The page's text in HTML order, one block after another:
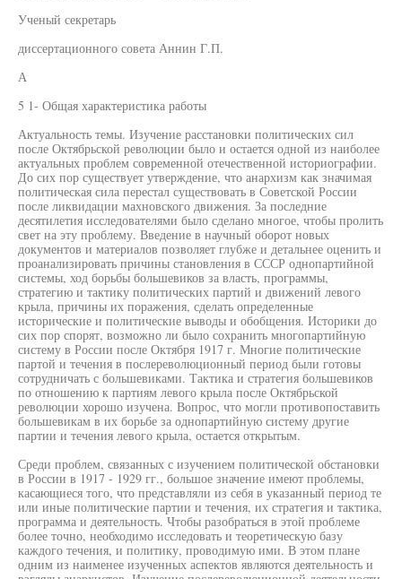
Ученый секретарь
диссертационного совета Аннин Г.П.
А
5 1- Общая характеристика работы
Актуальность темы. Изучение расстановки политических сил
после Октябрьской революции было и остается одной из наиболее
актуальных проблем современной отечественной историографии.
До сих пор существует утверждение, что анархизм как значимая
политическая сила перестал существовать в Советской России
после ликвидации махновского движения. За последние
десятилетия исследователями было сделано многое, чтобы пролить
свет на эту проблему. Введение в научный оборот новых
документов и материалов позволяет глубже и детальнее оценить и
проанализировать причины становления в СССР однопартийной
системы, ход борьбы большевиков за власть, программы,
стратегию и тактику политических партий и движений левого
крыла, причины их поражения, сделать определенные
исторические и политические выводы и обобщения. Историки до
сих пор спорят, возможно ли было сохранить многопартийную
систему в России после Октября 1917 г. Многие политические
партой и течения в послереволюционный период были готовы
сотрудничать с большевиками. Тактика и стратегия большевиков
по отношению к партиям левого крыла после Октябрьской
революции хорошо изучена. Вопрос, что могли противопоставить
большевикам в их борьбе за однопартийную систему другие
партии и течения левого крыла, остается открытым.
Среди проблем, связанных с изучением политической обстановки
в России в 1917 - 1929 гг., большое значение имеют проблемы,
касающиеся того, что представляли из себя в указанный период те
или иные политические партии и течения, их стратегия и тактика,
программа и деятельность. Чтобы разобраться в этой проблеме
более точно, необходимо исследовать и теоретическую базу
каждого течения, и политику, проводимую ими. В этом плане
одним из наименее изученных аспектов являются деятельность и